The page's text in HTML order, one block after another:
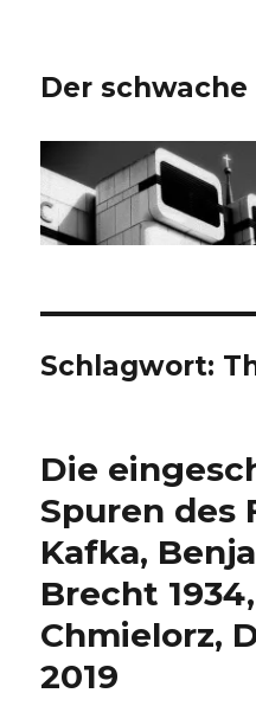
Der schwache
Schlagwort:
Die
Spuren des
Kafka,
Brecht
Chmielorz,
2019